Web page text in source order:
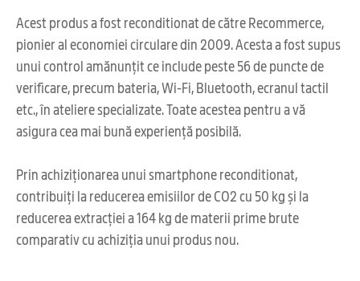
Acest produs a fost reconditionat de către Recommerce,
pionier al economiei circulare din 2009. Acesta a fost supus
unui control amănunțit ce include peste 56 de puncte de
verificare, precum bateria, Wi-Fi, Bluetooth, ecranul tactil
etc., în ateliere specializate. Toate acestea pentru a vă
asigura cea mai bună experiență posibilă.
Prin achiziționarea unui smartphone reconditionat,
contribuiți la reducerea emisiilor de CO2 cu 50 kg și la
reducerea extracției a 164 kg de materii prime brute
comparativ cu achiziția unui produs nou.